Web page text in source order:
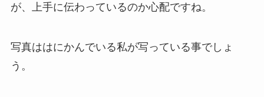
が、上手に伝わっているのか心配ですね。
写真ははにかんでいる私が写っている事でしょ
う。